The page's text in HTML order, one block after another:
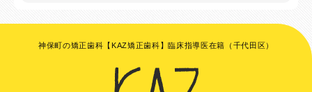
神保町の矯正歯科【KAZ矯正歯科】臨床指導医在籍（千代田区）